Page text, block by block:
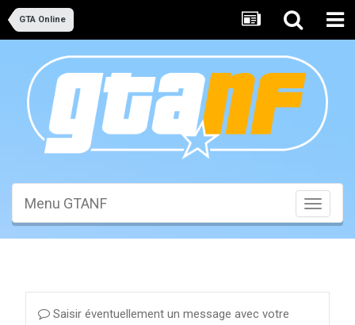
GTA Online
Toggle
Menu GTANF
Saisir éventuellement un message avec votre